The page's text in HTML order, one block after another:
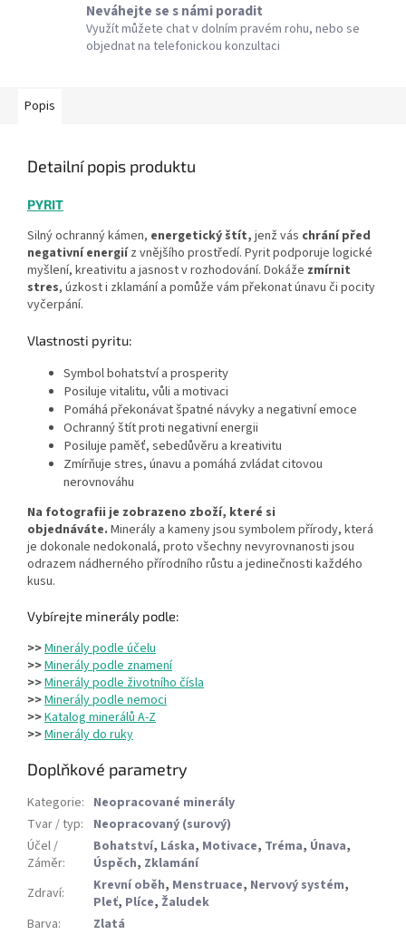
Neváhejte se s námi poradit
Využít můžete chat v dolním pravém rohu, nebo se
objednat na telefonickou konzultaci
Popis
Detailní popis produktu
PYRIT
Silný ochranný kámen, energetický štít, jenž vás chrání před
negativní energiíz vnějšího prostředí. Pyrit podporuje logické
myšlení, kreativitu a jasnost v rozhodování. Dokáže zmírnit
stres, úzkost i zklamání a pomůže vám překonat únavu či pocity
vyčerpání.
Vlastnosti pyritu:
Symbol bohatství a prosperity
Posiluje vitalitu, vůli a motivaci
Pomáhá překonávat špatné návyky a negativní emoce
Ochranný štít proti negativní energii
Posiluje paměť, sebedůvěru a kreativitu
Zmírňuje stres, únavu a pomáhá zvládat citovou
nerovnováhu
Na fotografii je zobrazeno zboží, které si
objednáváte. Minerály a kameny jsou symbolem přírody, která
je dokonale nedokonalá, proto všechny nevyrovnanosti jsou
odrazem nádherného přírodního růstu a jedinečnosti každého
kusu.
Vybírejte minerály podle:
>>Minerály podle účelu
>>Minerály podle znamení
>>Minerály podle životního čísla
>>Minerály podle nemoci
>>Katalog minerálů A-Z
>>Minerály do ruky
Doplňkové parametry
Kategorie: Neopracované minerály
Tvar / typ:
Neopracovaný (surový)
Účel /
Záměr:
Bohatství, Láska, Motivace, Tréma, Únava,
Úspěch, Zklamání
Zdraví: Krevní oběh, Menstruace, Nervový systém,
Pleť, Plíce, Žaludek
Barva:
Zlatá